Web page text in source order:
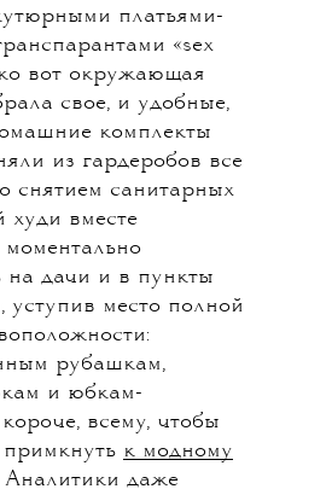
платьями-
«sex
вот окружающая
свое, и удобные,
комплекты
из гардеробов все
снятием санитарных
худи вместе
на дачи и в пункты
уступив место полной
рубашкам,
и юбкам-
всему, чтобы
к модному
Аналитики даже